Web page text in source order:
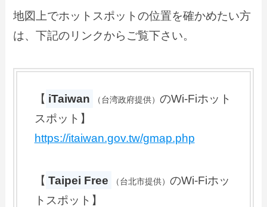
地図上でホットスポットの位置を確かめたい方
は、下記のリンクからご覧下さい。
【 iTaiwan （台湾政府提供）のWi-Fiホット
スポット】
https://itaiwan.gov.tw/gmap.php
【 Taipei Free （台北市提供）のWi-Fiホッ
トスポット】